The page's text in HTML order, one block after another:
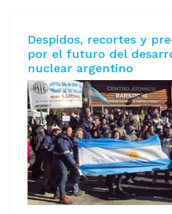
Despidos, recortes y
por el futuro del
nuclear argentino